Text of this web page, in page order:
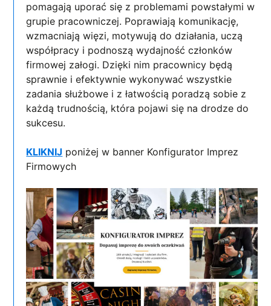
pomagają uporać się z problemami powstałymi w
grupie pracowniczej. Poprawiają komunikację,
wzmacniają więzi, motywują do działania, uczą
współpracy i podnoszą wydajność członków
firmowej załogi. Dzięki nim pracownicy będą
sprawnie i efektywnie wykonywać wszystkie
zadania służbowe i z łatwością poradzą sobie z
każdą trudnością, która pojawi się na drodze do
sukcesu.
KLIKNIJ poniżej w banner Konfigurator Imprez
Firmowych